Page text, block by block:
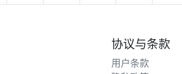
协议与条款
用户条款